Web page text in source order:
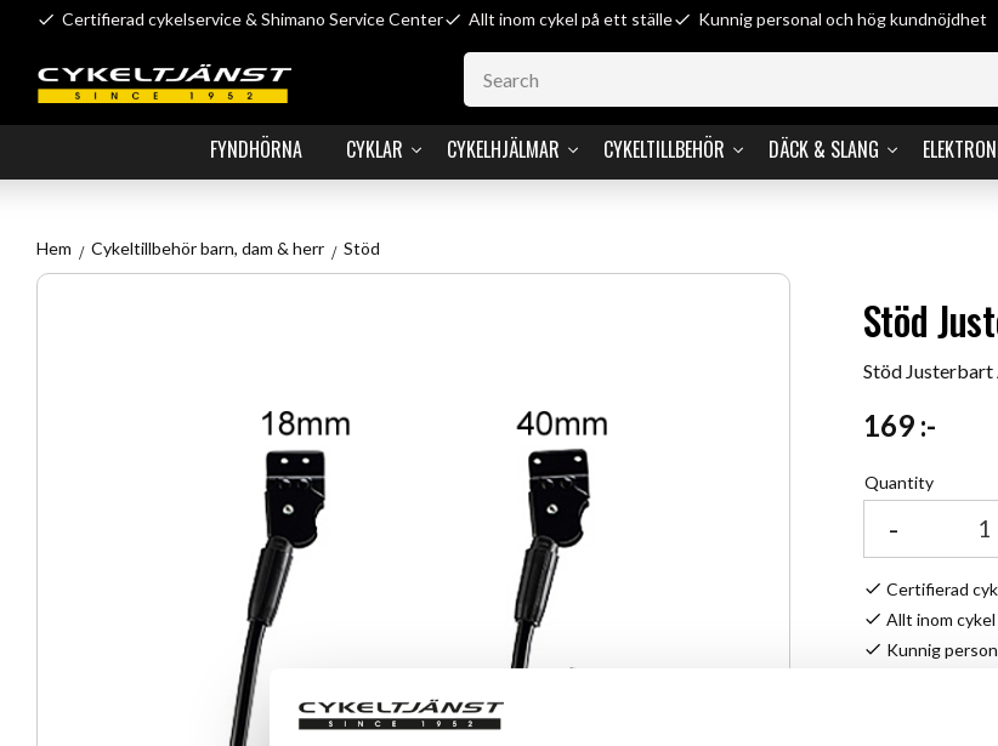
Certifierad cykelservice & Shimano Service Center Allt inom cykel på ett ställe Kunnig personal och hög kundnöjdhet
FYNDHÖRNA CYKLAR CYKELHJÄLMAR CYKELTILLBEHÖR DÄCK & SLANG
Hem Cykeltillbehör barn, dam & herr Stöd
Stöd
Stöd Justerbart
169:-
Quantity
-
Certifierad
Allt inom
Kunnig